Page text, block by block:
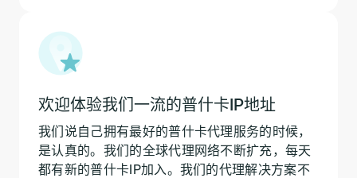
欢迎体验我们一流的普什卡IP地址
我们说自己拥有最好的普什卡代理服务的时候，
是认真的。我们的全球代理网络不断扩充，每天
都有新的普什卡IP加入。我们的代理解决方案不